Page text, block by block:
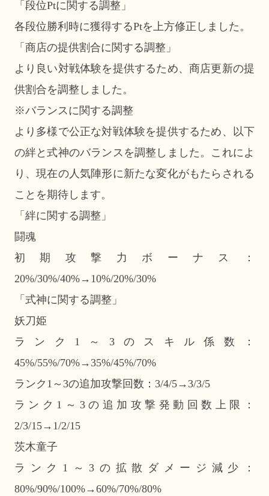
「段位Ptに関する調整」
各段位勝利時に獲得するPtを上方修正しました。
「商店の提供割合に関する調整」
より良い対戦体験を提供するため、商店更新の提
供割合を調整しました。
※バランスに関する調整
より多様で公正な対戦体験を提供するため、以下
の絆と式神のバランスを調整しました。これによ
り、現在の人気陣形に新たな変化がもたらされる
ことを期待します。
「絆に関する調整」
闘魂
初期攻撃力ボーナス：
20%/30%/40%→10%/20%/30%
「式神に関する調整」
妖刀姫
ランク1～3のスキル係数：
45%/55%/70%→35%/45%/70%
ランク1～3の追加攻撃回数：3/4/5→3/3/5
ランク1～3の追加攻撃発動回数上限：
2/3/15→1/2/15
茨木童子
ランク1～3の拡散ダメージ減少：
80%/90%/100%→60%/70%/80%